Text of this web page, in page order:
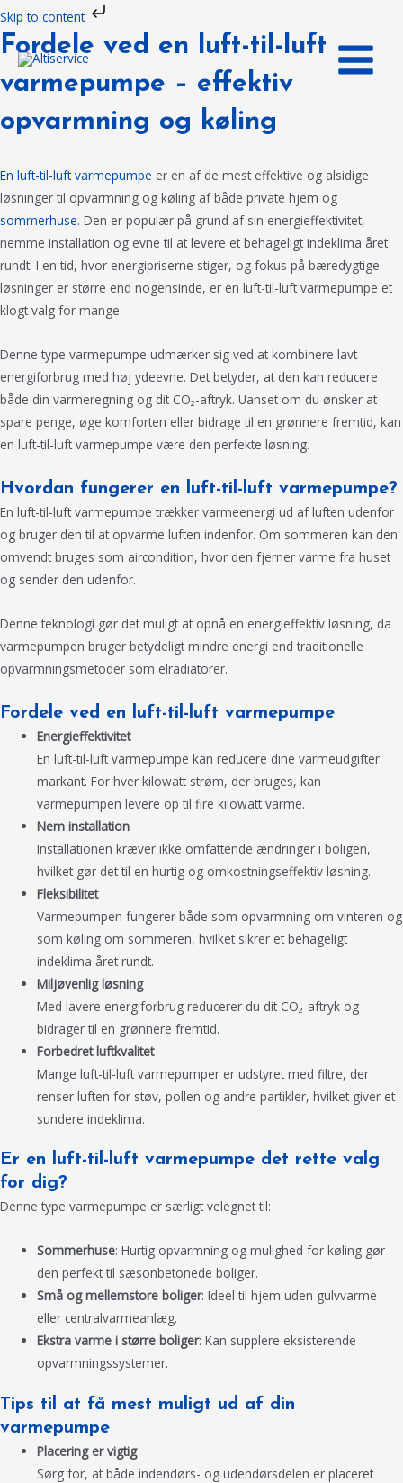
Skip to content
Gå
til
indholdet
MAIN
MENU
Fordele ved en luft-til-luft
varmepumpe – effektiv
opvarmning og køling
En luft-til-luft varmepumpe er en af de mest effektive og alsidige
løsninger til opvarmning og køling af både private hjem og
sommerhuse. Den er populær på grund af sin energieffektivitet,
nemme installation og evne til at levere et behageligt indeklima året
rundt. I en tid, hvor energipriserne stiger, og fokus på bæredygtige
løsninger er større end nogensinde, er en luft-til-luft varmepumpe et
klogt valg for mange.
Denne type varmepumpe udmærker sig ved at kombinere lavt
energiforbrug med høj ydeevne. Det betyder, at den kan reducere
både din varmeregning og dit CO₂-aftryk. Uanset om du ønsker at
spare penge, øge komforten eller bidrage til en grønnere fremtid, kan
en luft-til-luft varmepumpe være den perfekte løsning.
Hvordan fungerer en luft-til-luft varmepumpe?
En luft-til-luft varmepumpe trækker varmeenergi ud af luften udenfor
og bruger den til at opvarme luften indenfor. Om sommeren kan den
omvendt bruges som aircondition, hvor den fjerner varme fra huset
og sender den udenfor.
Denne teknologi gør det muligt at opnå en energieffektiv løsning, da
varmepumpen bruger betydeligt mindre energi end traditionelle
opvarmningsmetoder som elradiatorer.
Fordele ved en luft-til-luft varmepumpe
Energieffektivitet
En luft-til-luft varmepumpe kan reducere dine varmeudgifter
markant. For hver kilowatt strøm, der bruges, kan
varmepumpen levere op til fire kilowatt varme.
Nem installation
Installationen kræver ikke omfattende ændringer i boligen,
hvilket gør det til en hurtig og omkostningseffektiv løsning.
Fleksibilitet
Varmepumpen fungerer både som opvarmning om vinteren og
som køling om sommeren, hvilket sikrer et behageligt
indeklima året rundt.
Miljøvenlig løsning
Med lavere energiforbrug reducerer du dit CO₂-aftryk og
bidrager til en grønnere fremtid.
Forbedret luftkvalitet
Mange luft-til-luft varmepumper er udstyret med filtre, der
renser luften for støv, pollen og andre partikler, hvilket giver et
sundere indeklima.
Er en luft-til-luft varmepumpe det rette valg
for dig?
Denne type varmepumpe er særligt velegnet til:
Sommerhuse: Hurtig opvarmning og mulighed for køling gør
den perfekt til sæsonbetonede boliger.
Små og mellemstore boliger: Ideel til hjem uden gulvvarme
eller centralvarmeanlæg.
Ekstra varme i større boliger: Kan supplere eksisterende
opvarmningssystemer.
Tips til at få mest muligt ud af din
varmepumpe
Placering er vigtig
Sørg for, at både indendørs- og udendørsdelen er placeret